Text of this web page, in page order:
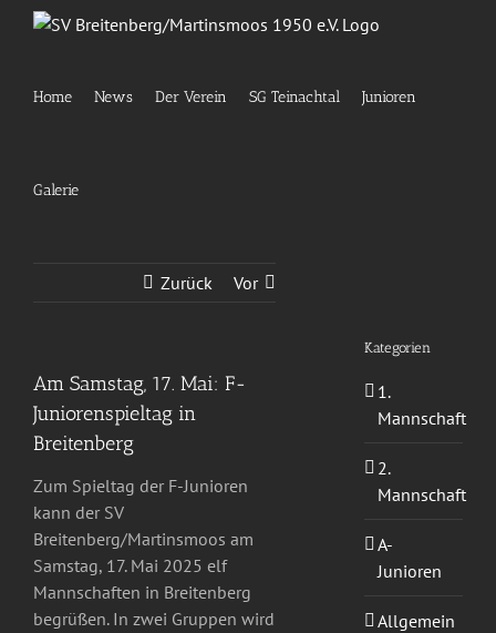
Home News Der Verein SG Teinachtal Junioren
Galerie
Zurück Vor
Am Samstag, 17. Mai: F-
Juniorenspieltag in
Breitenberg
Zum Spieltag der F-Junioren
kann der SV
Breitenberg/Martinsmoos am
Samstag, 17. Mai 2025 elf
Mannschaften in Breitenberg
begrüßen. In zwei Gruppen wird
Kategorien
1.
Mannschaft
2.
Mannschaft
A-
Junioren
Allgemein